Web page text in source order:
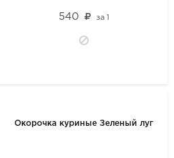
540 за1
Окорочка куриные Зеленый луг